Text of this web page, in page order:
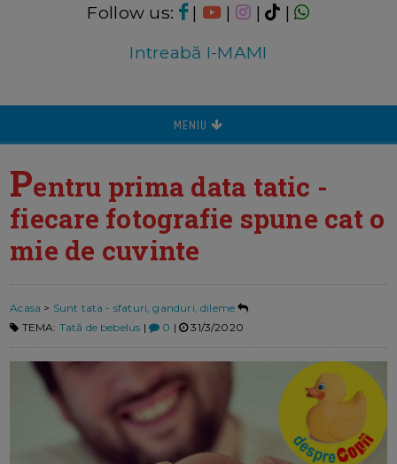
Follow us: | | |
|
Intreabă I-MAMI
MENIU
Pentru prima data tatic -
fiecare fotografie spune cat o
mie de cuvinte
Acasa > Sunt tata - sfaturi, ganduri, dileme
TEMA: Tată de bebelus | 0 | 31/3/2020